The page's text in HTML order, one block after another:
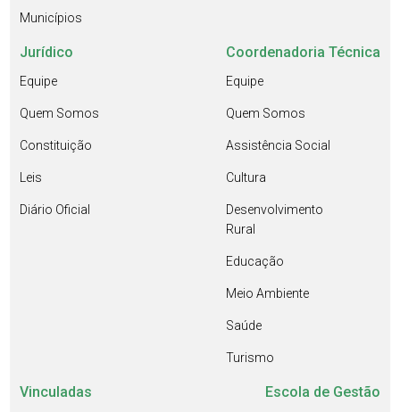
Municípios
Jurídico
Equipe
Quem Somos
Constituição
Leis
Diário Oficial
Coordenadoria Técnica
Equipe
Quem Somos
Assistência Social
Cultura
Desenvolvimento
Rural
Educação
Meio Ambiente
Saúde
Turismo
Vinculadas Escola de Gestão